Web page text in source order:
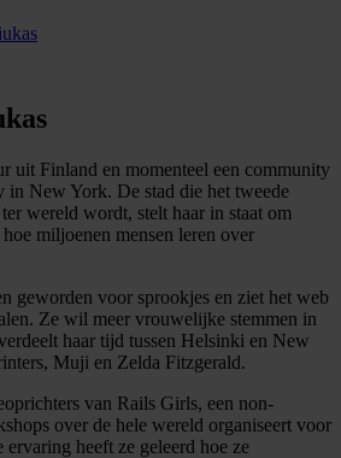
uit Finland en momenteel een community
in New York. De stad die het tweede
wereld wordt, stelt haar in staat om
miljoenen mensen leren over
geworden voor sprookjes en ziet het web
Ze wil meer vrouwelijke stemmen in
haar tijd tussen Helsinki en New
Muji en Zelda Fitzgerald.
van Rails Girls, een non-
over de hele wereld organiseert voor
heeft ze geleerd hoe ze